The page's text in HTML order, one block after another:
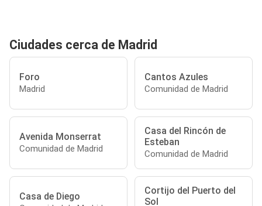
Ciudades cerca de Madrid
Foro
Madrid
Cantos Azules
Comunidad de Madrid
Avenida Monserrat
Comunidad de Madrid
Casa del Rincón de
Esteban
Comunidad de Madrid
Casa de Diego
Cortijo del Puerto del
Sol